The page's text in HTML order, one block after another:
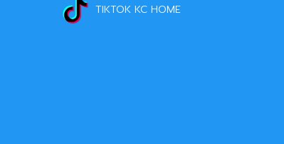
TIKTOK KC HOME